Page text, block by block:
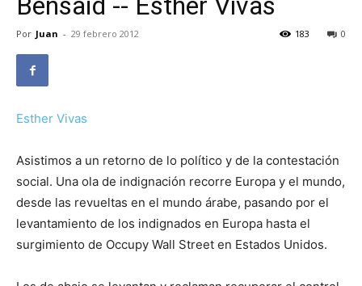
Por Juan - 29 febrero 2012 0
183
Esther Vivas
Asistimos a un retorno de lo político y de la contestación
social. Una ola de indignación recorre Europa y el mundo,
desde las revueltas en el mundo árabe, pasando por el
levantamiento de los indignados en Europa hasta el
surgimiento de Occupy Wall Street en Estados Unidos.